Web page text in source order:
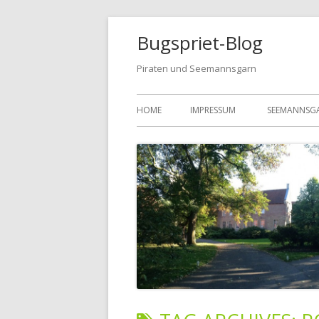
Bugspriet-Blog
Piraten und Seemannsgarn
HOME IMPRESSUM